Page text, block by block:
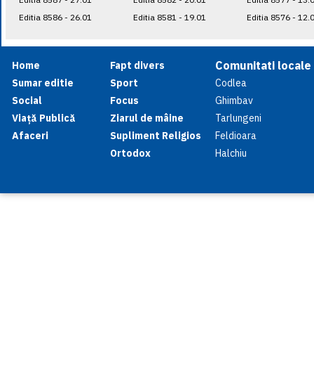
Editia 8586 - 26.01
Editia 8581 - 19.01
Editia 8576 -
Home
Sumar editie
Social
Viață Publică
Afaceri
Fapt divers
Sport
Focus
Ziarul de mâine
Supliment Religios
Ortodox
Comunitati locale
Codlea
Ghimbav
Tarlungeni
Feldioara
Halchiu